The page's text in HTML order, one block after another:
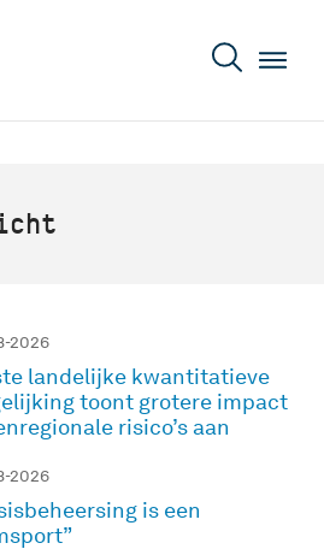
2026
landelijke kwantitatieve
toont grotere impact
risico’s aan
2026
is een